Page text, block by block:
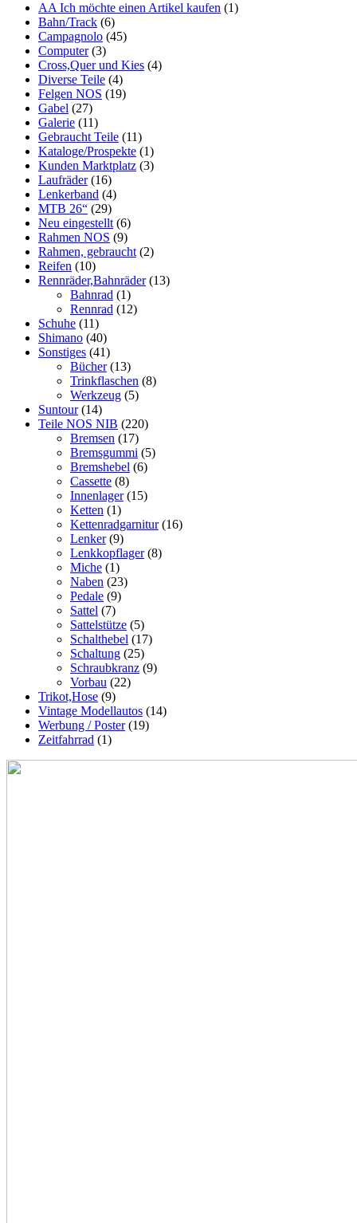
AA Ich möchte einen Artikel kaufen (1)
Bahn/Track (6)
Campagnolo (45)
Computer (3)
Cross,Quer und Kies (4)
Diverse Teile (4)
Felgen NOS (19)
Gabel (27)
Galerie (11)
Gebraucht Teile (11)
Kataloge/Prospekte (1)
Kunden Marktplatz (3)
Laufräder (16)
Lenkerband (4)
MTB 26“ (29)
Neu eingestellt (6)
Rahmen NOS (9)
Rahmen, gebraucht (2)
Reifen (10)
Rennräder,Bahnräder (13)
Bahnrad (1)
Rennrad (12)
Schuhe (11)
Shimano (40)
Sonstiges (41)
Bücher (13)
Trinkflaschen (8)
Werkzeug (5)
Suntour (14)
Teile NOS NIB (220)
Bremsen (17)
Bremsgummi (5)
Bremshebel (6)
Cassette (8)
Innenlager (15)
Ketten (1)
Kettenradgarnitur (16)
Lenker (9)
Lenkkopflager (8)
Miche (1)
Naben (23)
Pedale (9)
Sattel (7)
Sattelstütze (5)
Schalthebel (17)
Schaltung (25)
Schraubkranz (9)
Vorbau (22)
Trikot,Hose (9)
Vintage Modellautos (14)
Werbung / Poster (19)
Zeitfahrrad (1)